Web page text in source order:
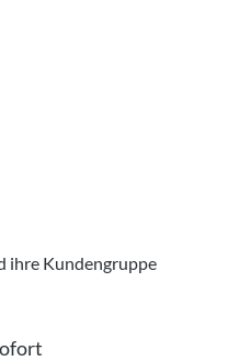
ihre Kundengruppe